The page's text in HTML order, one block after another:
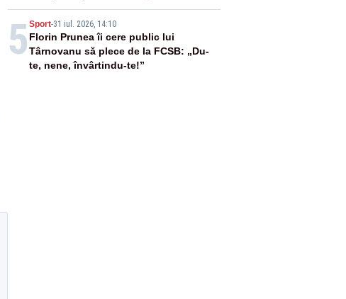
5 Sport-31 iul. 2026, 14:10
Florin Prunea îi cere public lui
Târnovanu să plece de la FCSB: „Du-
te, nene, învârtindu-te!”